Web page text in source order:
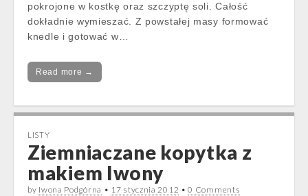
pokrojone w kostkę oraz szczyptę soli. Całość
dokładnie wymieszać. Z powstałej masy formować
knedle i gotować w…
Read more →
LISTY
Ziemniaczane kopytka z
makiem Iwony
by Iwona Podgórna • 17 stycznia 2012 •0 Comments